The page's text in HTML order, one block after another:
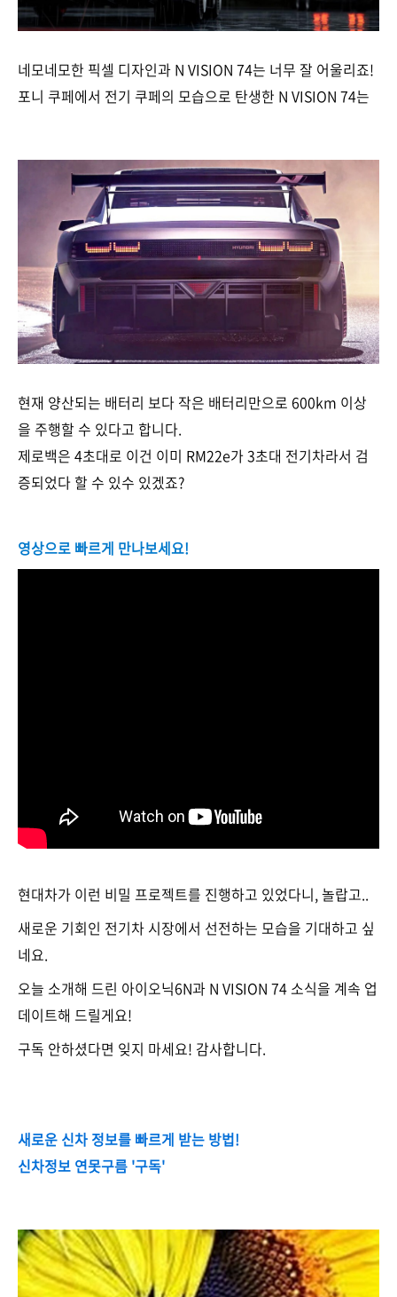
네모네모한 픽셀 디자인과 N VISION 74는 너무 잘 어울리죠!
포니 쿠페에서 전기 쿠페의 모습으로 탄생한 N VISION 74는
현재 양산되는 배터리 보다 작은 배터리만으로 600km 이상
을 주행할 수 있다고 합니다.
제로백은 4초대로 이건 이미 RM22e가 3초대 전기차라서 검
증되었다 할 수 있수 있겠죠?
영상으로 빠르게 만나보세요!
현대차가 이런 비밀 프로젝트를 진행하고 있었다니, 놀랍고..
새로운 기회인 전기차 시장에서 선전하는 모습을 기대하고 싶
네요.
오늘 소개해 드린 아이오닉6N과 N VISION 74 소식을 계속 업
데이트해 드릴게요!
구독 안하셨다면 잊지 마세요! 감사합니다.
새로운 신차 정보를 빠르게 받는 방법!
신차정보 연못구름 '구독'